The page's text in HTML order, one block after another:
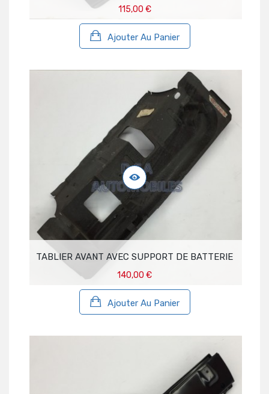
115,00 €
Ajouter Au Panier
TABLIER AVANT AVEC SUPPORT DE BATTERIE
140,00 €
Ajouter Au Panier